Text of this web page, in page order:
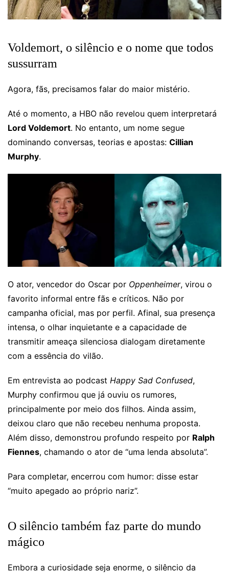
Voldemort, o silêncio e o nome que todos
sussurram
Agora, fãs, precisamos falar do maior mistério.
Até o momento, a HBO não revelou quem interpretará
Lord Voldemort. No entanto, um nome segue
dominando conversas, teorias e apostas: Cillian
Murphy.
O ator, vencedor do Oscar por Oppenheimer, virou o
favorito informal entre fãs e críticos. Não por
campanha oficial, mas por perfil. Afinal, sua presença
intensa, o olhar inquietante e a capacidade de
transmitir ameaça silenciosa dialogam diretamente
com a essência do vilão.
Em entrevista ao podcast Happy Sad Confused,
Murphy confirmou que já ouviu os rumores,
principalmente por meio dos filhos. Ainda assim,
deixou claro que não recebeu nenhuma proposta.
Além disso, demonstrou profundo respeito por Ralph
Fiennes, chamando o ator de “uma lenda absoluta”.
Para completar, encerrou com humor: disse estar
“muito apegado ao próprio nariz”.
O silêncio também faz parte do mundo
mágico
Embora a curiosidade seja enorme, o silêncio da